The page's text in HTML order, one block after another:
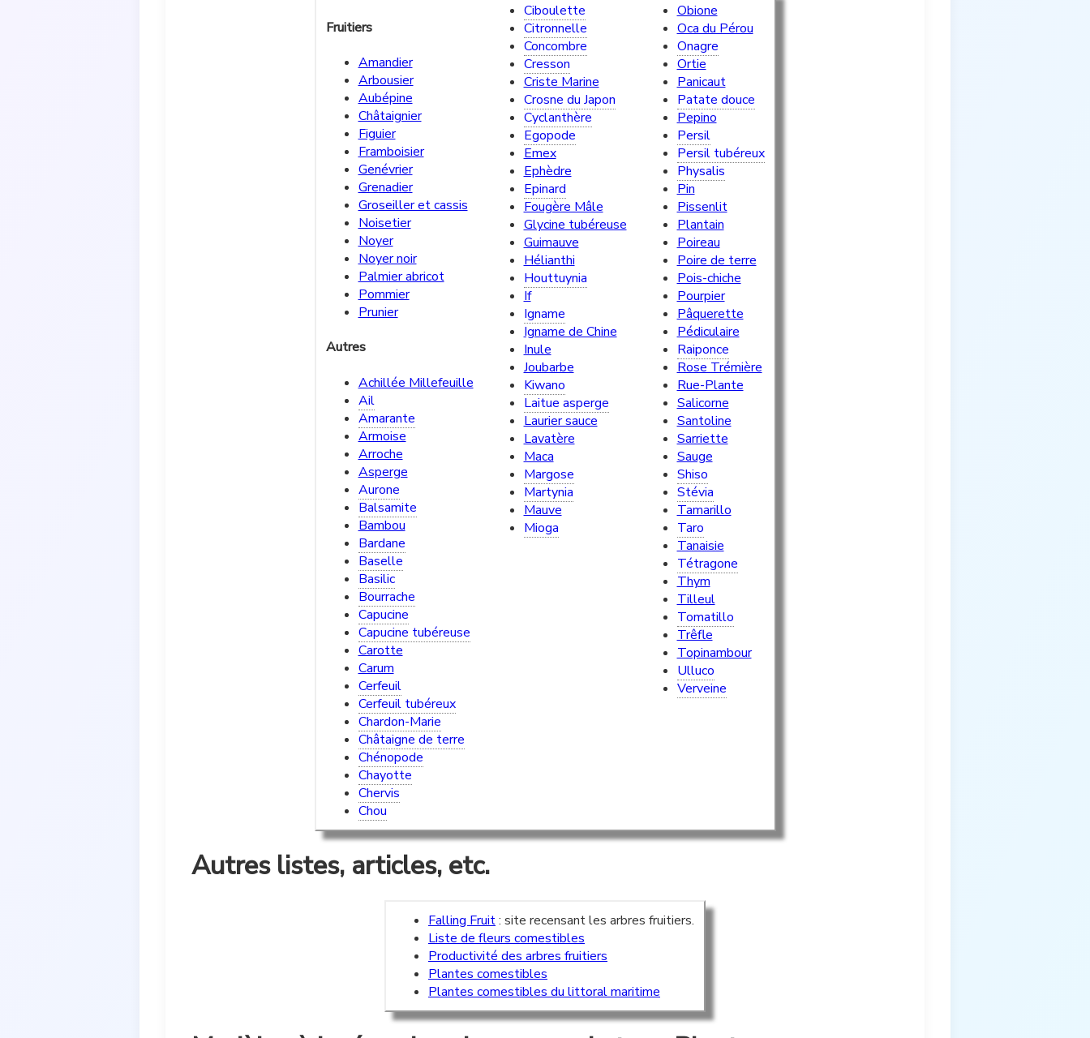
Fruitiers
Amandier
Arbousier
Aubépine
Châtaignier
Figuier
Framboisier
Genévrier
Grenadier
Groseiller et cassis
Noisetier
Noyer
Noyer noir
Palmier abricot
Pommier
Prunier
Autres
Achillée Millefeuille
Ail
Amarante
Armoise
Arroche
Asperge
Aurone
Balsamite
Bambou
Bardane
Baselle
Basilic
Bourrache
Capucine
Capucine tubéreuse
Carotte
Carum
Cerfeuil
Cerfeuil tubéreux
Chardon-Marie
Châtaigne de terre
Chénopode
Chayotte
Chervis
Chou
Ciboulette
Citronnelle
Concombre
Cresson
Criste Marine
Crosne du Japon
Cyclanthère
Egopode
Emex
Ephèdre
Epinard
Fougère Mâle
Glycine tubéreuse
Guimauve
Hélianthi
Houttuynia
If
Igname
Igname de Chine
Inule
Joubarbe
Kiwano
Laitue asperge
Laurier sauce
Lavatère
Maca
Margose
Martynia
Mauve
Mioga
Obione
Oca du Pérou
Onagre
Ortie
Panicaut
Patate douce
Pepino
Persil
Persil tubéreux
Physalis
Pin
Pissenlit
Plantain
Poireau
Poire de terre
Pois-chiche
Pourpier
Pâquerette
Pédiculaire
Raiponce
Rose Trémière
Rue-Plante
Salicorne
Santoline
Sarriette
Sauge
Shiso
Stévia
Tamarillo
Taro
Tanaisie
Tétragone
Thym
Tilleul
Tomatillo
Trêfle
Topinambour
Ulluco
Verveine
Autres listes, articles, etc.
Falling Fruit: site recensant les arbres fruitiers.
Liste de fleurs comestibles
Productivité des arbres fruitiers
Plantes comestibles
Plantes comestibles du littoral maritime